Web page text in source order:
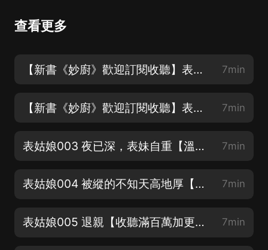
查看更多
【新書《妙廚》歡迎訂閱收聽】表姑娘001 姑娘是病糊塗了 7min
【新書《妙廚》歡迎訂閱收聽】表姑娘002 她又能求誰？ 7min
表姑娘003 夜已深，表妹自重【溫馨治愈輕喜劇，你值得擁有】 7min
表姑娘004 被縱的不知天高地厚【每天3集更新】 7min
表姑娘005 退親【收聽滿百萬加更❤】 7min